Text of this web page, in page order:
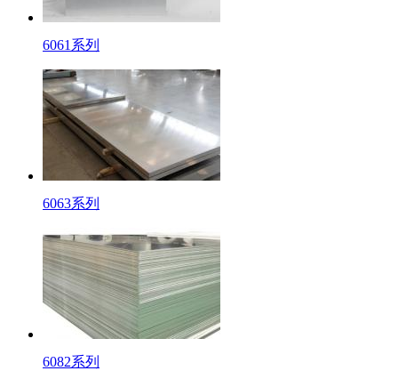
6061系列
6063系列
6082系列